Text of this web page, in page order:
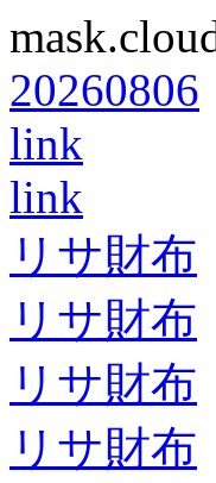
20260806
link
link
リサ財布
リサ財布
リサ財布
リサ財布